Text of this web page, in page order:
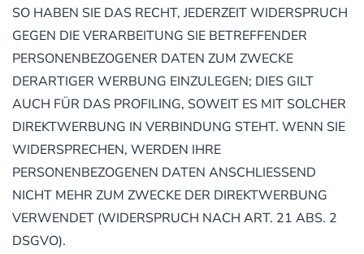
SO HABEN SIE DAS RECHT, JEDERZEIT WIDERSPRUCH
GEGEN DIE VERARBEITUNG SIE BETREFFENDER
PERSONENBEZOGENER DATEN ZUM ZWECKE
DERARTIGER WERBUNG EINZULEGEN; DIES GILT
AUCH FÜR DAS PROFILING, SOWEIT ES MIT SOLCHER
DIREKTWERBUNG IN VERBINDUNG STEHT. WENN SIE
WIDERSPRECHEN, WERDEN IHRE
PERSONENBEZOGENEN DATEN ANSCHLIESSEND
NICHT MEHR ZUM ZWECKE DER DIREKTWERBUNG
VERWENDET (WIDERSPRUCH NACH ART. 21 ABS. 2
DSGVO).